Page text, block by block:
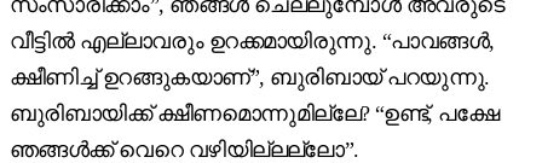
വീട്ടിൽ എല്ലാവരും ഉറക്കമായിരുന്നു. “പാവങ്ങൾ,
ക്ഷീണിച്ച് ഉറങ്ങുകയാണ്”, ബുരിബായ് പറയുന്നു.
ബുരിബായിക്ക് ക്ഷീണമൊന്നുമില്ലേ? “ഉണ്ട്, പക്ഷേ
ഞങ്ങൾക്ക് വെറെ വഴിയില്ലല്ലോ”.